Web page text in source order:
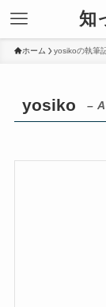
知
ホーム yosikoの執筆
yosiko –